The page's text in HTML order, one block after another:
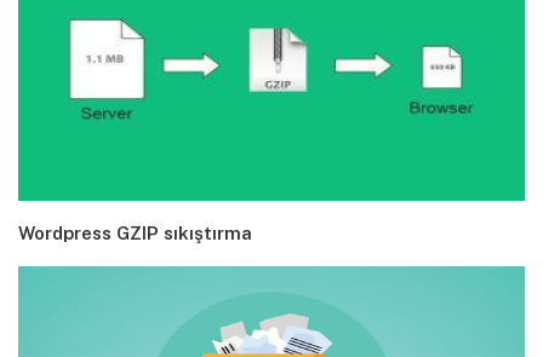
Wordpress GZIP sıkıştırma